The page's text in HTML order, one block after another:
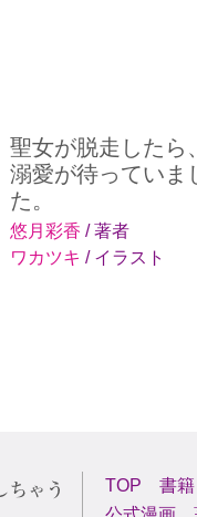
聖女が脱走したら、
溺愛が待っていま
た。
悠月彩香 / 著者
ワカツキ / イラスト
TOP 書籍